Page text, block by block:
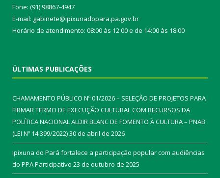
Fone: (91) 98867-4947
E-mail: gabinete@ipixunadopara.pa.gov.br
Horário de atendimento: 08:00 às 12:00 e de 14:00 às 18:00
ÚLTIMAS PUBLICAÇÕES
CHAMAMENTO PÚBLICO Nº 01/2026 – SELEÇÃO DE PROJETOS PARA
FIRMAR TERMO DE EXECUÇÃO CULTURAL COM RECURSOS DA
POLÍTICA NACIONAL ALDIR BLANC DE FOMENTO À CULTURA – PNAB
(LEI Nº 14.399/2022)30 de abril de 2026
Ipixuna do Pará fortalece a participação popular com audiências
do PPA Participativo 23 de outubro de 2025